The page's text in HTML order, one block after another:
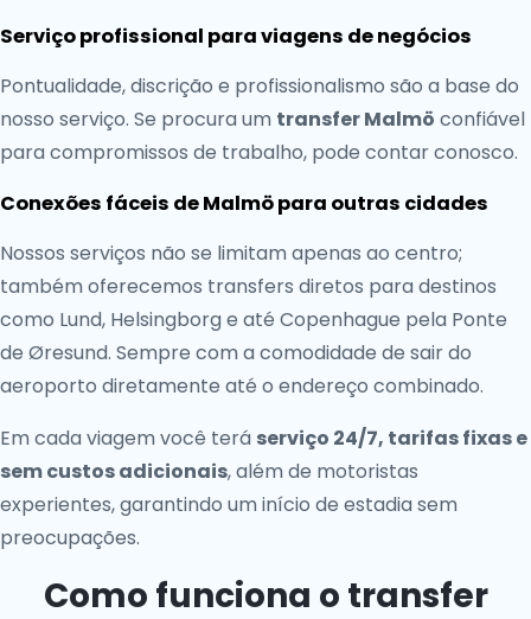
Serviço profissional para viagens de negócios
Pontualidade, discrição e profissionalismo são a base do
nosso serviço. Se procura um transfer Malmö confiável
para compromissos de trabalho, pode contar conosco.
Conexões fáceis de Malmö para outras cidades
Nossos serviços não se limitam apenas ao centro;
também oferecemos transfers diretos para destinos
como Lund, Helsingborg e até Copenhague pela Ponte
de Øresund. Sempre com a comodidade de sair do
aeroporto diretamente até o endereço combinado.
Em cada viagem você terá serviço 24/7, tarifas fixas e
sem custos adicionais, além de motoristas
experientes, garantindo um início de estadia sem
preocupações.
Como funciona o transfer